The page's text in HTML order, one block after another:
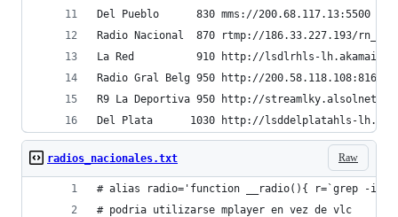
Del Pueblo      830 mms://200.68.117.13:5500
Radio Nacional  870 rtmp://186.33.227.193/
La Red          910 http://lsdlrhls-lh.akamaihd.net/
Radio Gral Belg 950 http://200.58.118.108:8160/
R9 La Deportiva 950 http://
Del Plata      1030 http://lsddelplatahls-
Raw
radios_nacionales.txt
# alias radio='function __radio(){ r=`grep -i
# podria utilizarse mplayer en vez de vlc